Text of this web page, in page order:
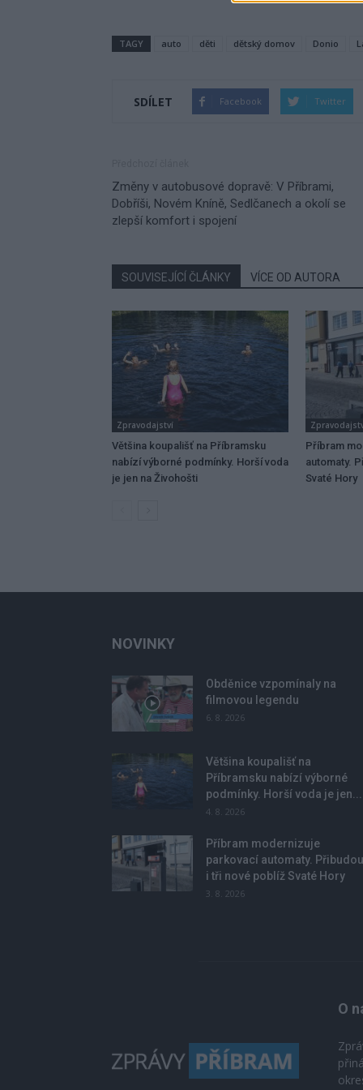
TAGY auto děti dětský domov Donio
SDÍLET Facebook Twitter
Změny v autobusové dopravě: V Příbrami,
Dobříši, Novém Kníně, Sedlčanech a okolí se
zlepší komfort i spojení
SOUVISEJÍCÍ ČLÁNKY VÍCE OD AUTORA
Zpravodajství
Většina koupališť na Příbramsku
nabízí výborné podmínky. Horší voda
je jen na Živohošti
Příbram
automaty.
Svaté Hory
NOVINKY
Obděnice vzpomínaly na
filmovou legendu
6. 8. 2026
Většina koupališť na
Příbramsku nabízí výborné
podmínky. Horší voda je jen...
4. 8. 2026
Příbram modernizuje
parkovací automaty. Přibudou
i tři nové poblíž Svaté Hory
3. 8. 2026
O